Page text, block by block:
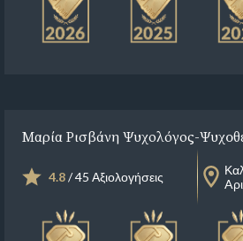
Μαρία Ρισβάνη Ψυχολόγος-
4.8/ 45 Αξιολογήσεις